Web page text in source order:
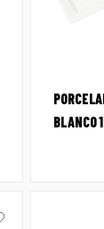
BLANCO